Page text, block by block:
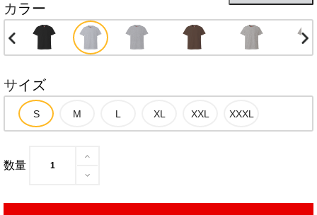
カラー
サイズ
数量